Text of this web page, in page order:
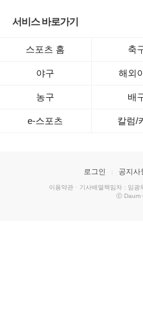
서비스 바로가기
스포츠 홈 축
야구 해외
농구 배
e-스포츠 칼럼/
로그인 공지사
이용약관 · 기사배열책임자 : 임광
ⓒ Daum